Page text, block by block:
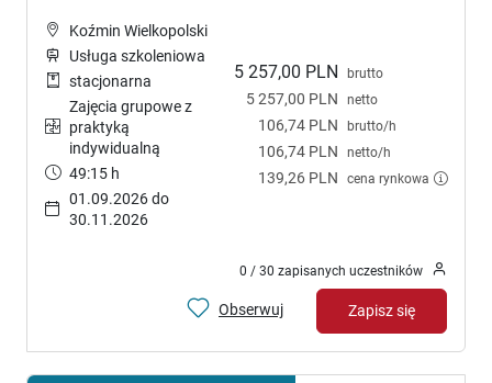
5 257,00 PLN brutto
5 257,00 PLN netto
106,74 PLN brutto/h
106,74 PLN netto/h
139,26 PLN cena rynkowa
Koźmin Wielkopolski
Usługa szkoleniowa
stacjonarna
Zajęcia grupowe z
praktyką
indywidualną
49:15 h
01.09.2026 do
30.11.2026
0 / 30 zapisanych uczestników
Obserwuj Zapisz się